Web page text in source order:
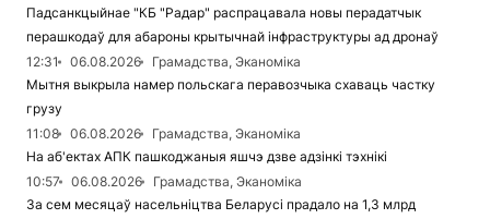
Падсанкцыйнае "КБ "Радар" распрацавала новы перадатчык
перашкодаў для абароны крытычнай інфраструктуры ад дронаў
12:31
06.08.2026
Грамадства, Эканоміка
Мытня выкрыла намер польскага перавозчыка схаваць частку
грузу
11:08
06.08.2026
Грамадства, Эканоміка
На аб'ектах АПК пашкоджаныя яшчэ дзве адзінкі тэхнікі
10:57
06.08.2026
Грамадства, Эканоміка
За сем месяцаў насельніцтва Беларусі прадало на 1,3 млрд